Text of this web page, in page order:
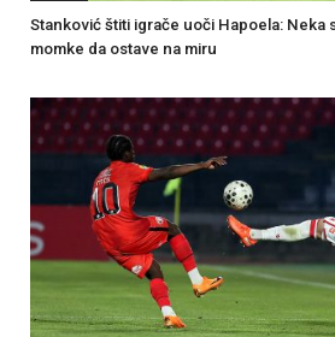
Stanković štiti igrače uoči Hapoela: Neka
momke da ostave na miru